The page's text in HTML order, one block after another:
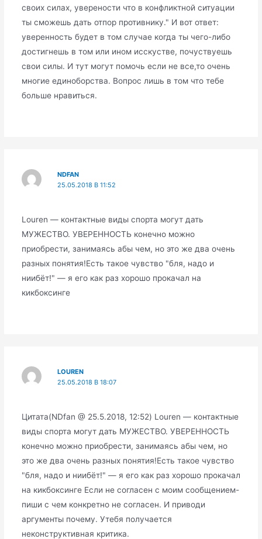
своих силах, уверености что в конфликтной ситуации
ты сможешь дать отпор противнику." И вот ответ:
уверенность будет в том случае когда ты чего-либо
достигнешь в том или ином исскустве, почуствуешь
свои силы. И тут могут помочь если не все,то очень
многие единоборства. Вопрос лишь в том что тебе
больше нравиться.
NDFAN
25.05.2018 В 11:52
Louren — контактные виды спорта могут дать
МУЖЕСТВО. УВЕРЕННОСТЬ конечно можно
приобрести, занимаясь абы чем, но это же два очень
разных понятия!Есть такое чувство "бля, надо и
ниибёт!" — я его как раз хорошо прокачал на
кикбоксинге
LOUREN
25.05.2018 В 18:07
Цитата(NDfan @ 25.5.2018, 12:52) Louren — контактные
виды спорта могут дать МУЖЕСТВО. УВЕРЕННОСТЬ
конечно можно приобрести, занимаясь абы чем, но
это же два очень разных понятия!Есть такое чувство
"бля, надо и ниибёт!" — я его как раз хорошо прокачал
на кикбоксинге Если не согласен с моим сообщением-
пиши с чем конкретно не согласен. И приводи
аргументы почему. Утебя получается
неконструктивная критика.